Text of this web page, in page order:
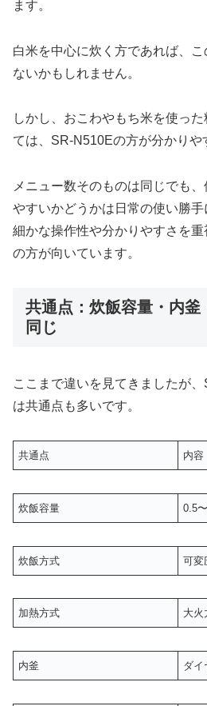
ます。
白米を中心に炊く方であれば、
ないかもしれません。
しかし、おこわやもち米を使っ
ては、SR-N510Eの方が分かりや
メニュー数そのものは同じでも
やすいかどうかは日常の使い勝手
細かな操作性や分かりやすさを
の方が向いています。
共通点：炊飯容量・内釜
同じ
ここまで違いを見てきましたが
は共通点も多いです。
共通点 内容
炊飯容量 0.5
炊飯方式 可変
加熱方式 大火
内釜 ダイ